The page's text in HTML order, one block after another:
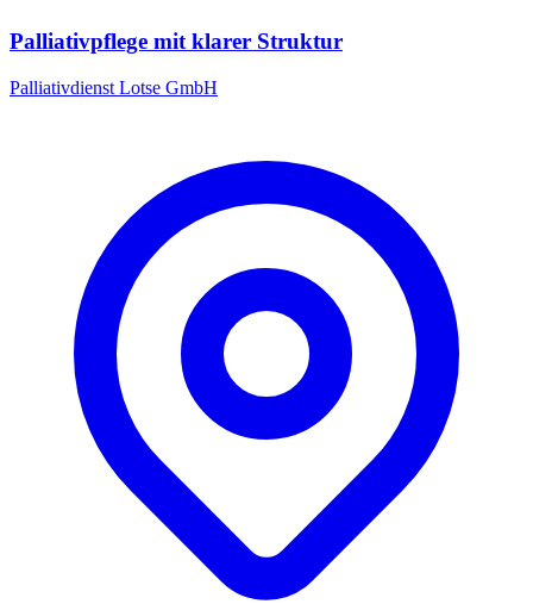
Palliativpflege mit klarer Struktur
Palliativdienst Lotse GmbH